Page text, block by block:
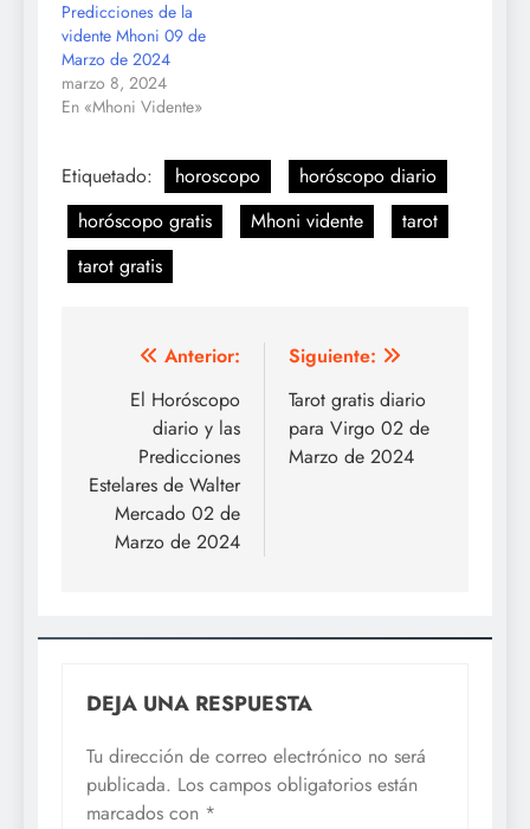
Predicciones de la
vidente Mhoni 09 de
Marzo de 2024
marzo 8, 2024
En «Mhoni Vidente»
Etiquetado: horoscopo
horóscopo diario
horóscopo gratis
Mhoni vidente
tarot
tarot gratis
Navegación
entradas
Anterior:
El Horóscopo
diario y las
Predicciones
Estelares de Walter
Mercado 02 de
Marzo de 2024
Siguiente:
Tarot gratis diario
para Virgo 02 de
Marzo de 2024
DEJA UNA RESPUESTA
Tu dirección de correo electrónico no será
publicada. Los campos obligatorios están
marcados con *